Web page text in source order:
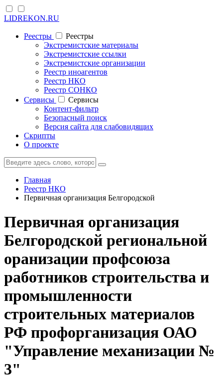
LIDREKON.RU
Реестры
Реестры
Экстремистские материалы
Экстремистские ссылки
Экстремистские организации
Реестр иноагентов
Реестр НКО
Реестр СОНКО
Cервисы
Cервисы
Контент-фильтр
Безопасный поиск
Версия сайта для слабовидящих
Скрипты
О проекте
Главная
Реестр НКО
Первичная организация Белгородской
Первичная организация
Белгородской региональной
оранизации профсоюза
работников строительства и
промышленности
строительных материалов
РФ профорганизация ОАО
"Управление механизации №
3"